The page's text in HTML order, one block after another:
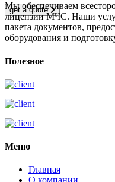
get a quote
Мы обеспечиваем
лицензии МЧС. Наши
пакета документов,
оборудования и
Полезное
Меню
Главная